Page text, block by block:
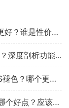
【开箱解读】精臣d11和d110区别哪款更好？谁是性价比之王
达人分享爱普生l3151和惠普519哪个好？深度剖析功能区别
「深度评测」喵喵机c1S和印先森M04S褪色？哪个更合适
达人爆料惠普打印机2729和2621区别哪个好点？应该怎么样选择